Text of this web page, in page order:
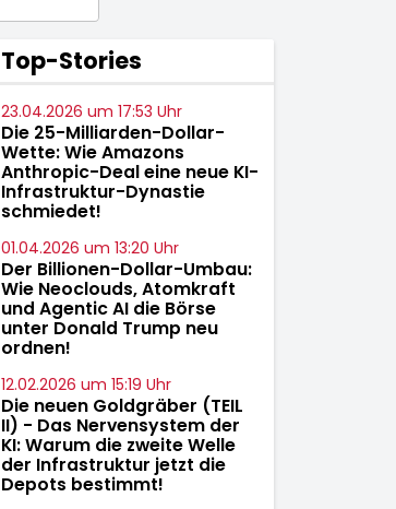
Top-Stories
23.04.2026 um 17:53 Uhr
Die 25-Milliarden-Dollar-
Wette: Wie Amazons
Anthropic-Deal eine neue KI-
Infrastruktur-Dynastie
schmiedet!
01.04.2026 um 13:20 Uhr
Der Billionen-Dollar-Umbau:
Wie Neoclouds, Atomkraft
und Agentic AI die Börse
unter Donald Trump neu
ordnen!
12.02.2026 um 15:19 Uhr
Die neuen Goldgräber (TEIL
II) - Das Nervensystem der
KI: Warum die zweite Welle
der Infrastruktur jetzt die
Depots bestimmt!